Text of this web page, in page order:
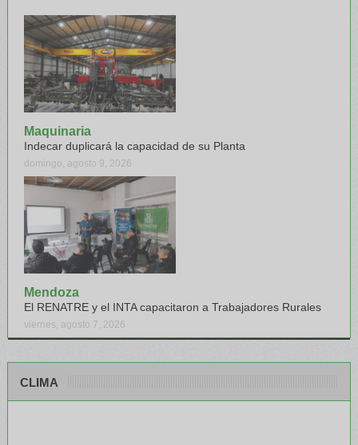
Maquinaria
Indecar duplicará la capacidad de su Planta
domingo, agosto 9, 2026
Mendoza
El RENATRE y el INTA capacitaron a Trabajadores Rurales
viernes, agosto 7, 2026
CLIMA